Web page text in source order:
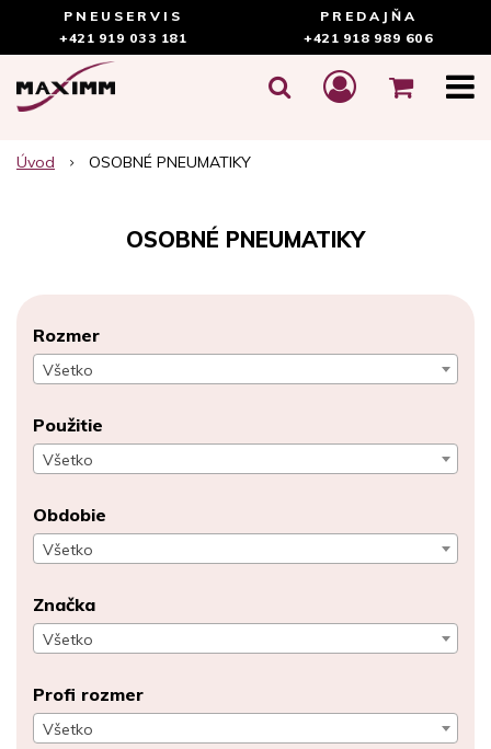
PNEUSERVIS
+421 919 033 181
PREDAJŇA
+421 918 989 606
Úvod OSOBNÉ PNEUMATIKY
OSOBNÉ PNEUMATIKY
Rozmer
Všetko
Použitie
Všetko
Obdobie
Všetko
Značka
Všetko
Profi rozmer
Všetko